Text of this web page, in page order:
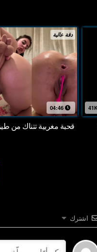
دقة عالية
04:46
قحبة مغربية تتناك من
اشترك